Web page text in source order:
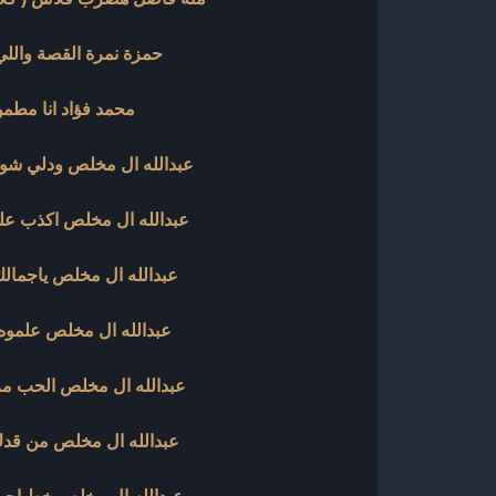
حمزة نمرة القصة
محمد فؤاد انا
عبدالله ال مخلص ودلي شوقي
عبدالله ال مخلص اكذب عليك
عبدالله ال مخلص ياجمالك
عبدالله ال مخلص علموه
عبدالله ال مخلص الحب مره
عبدالله ال مخلص من قدك